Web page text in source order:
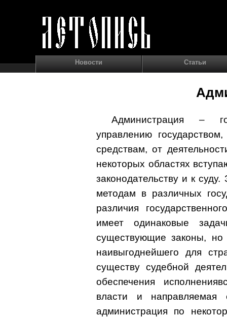
Новости Статьи
Администрация –
управлению
средствам, от
некоторых областях
законодательству и к
методам в различных
различия
имеет одинаковые
существующие законы, но
наивыгоднейшего для
существу судебной
обеспечения
власти и направляемая
администрация по